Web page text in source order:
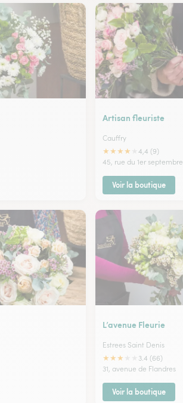
Artisan fleuriste
Cauffry
★★★★
4,4 (9)
45, rue du 1er septembre
Voir la boutique
L’avenue Fleurie
Estrees Saint Denis
★★★
3.4 (66)
31, avenue de Flandres
Voir la boutique